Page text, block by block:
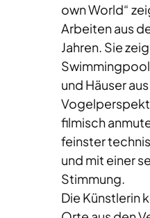
own World“
Arbeiten aus
Jahren. Sie
und Häuser
filmisch
feinster
und mit einer
Stimmung.
Die Künstlerin